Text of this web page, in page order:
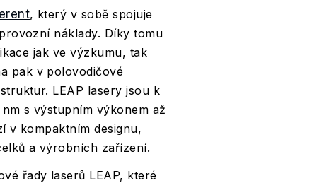
, který v sobě spojuje
náklady. Díky tomu
jak ve výzkumu, tak
pak v polovodičové
LEAP lasery jsou k
s výstupním výkonem až
v kompaktním designu,
a výrobních zařízení.
řady laserů LEAP, které